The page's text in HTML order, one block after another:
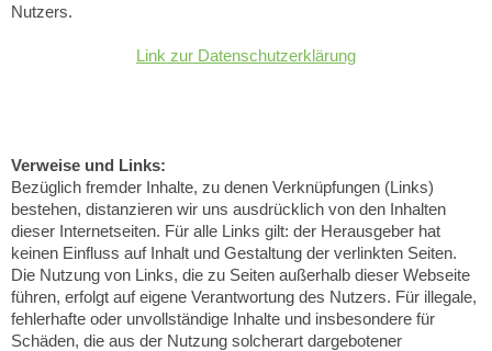
Nutzers.
Link zur Datenschutzerklärung
Verweise und Links:
Bezüglich fremder Inhalte, zu denen Verknüpfungen (Links)
bestehen, distanzieren wir uns ausdrücklich von den Inhalten
dieser Internetseiten. Für alle Links gilt: der Herausgeber hat
keinen Einfluss auf Inhalt und Gestaltung der verlinkten Seiten.
Die Nutzung von Links, die zu Seiten außerhalb dieser Webseite
führen, erfolgt auf eigene Verantwortung des Nutzers. Für illegale,
fehlerhafte oder unvollständige Inhalte und insbesondere für
Schäden, die aus der Nutzung solcherart dargebotener